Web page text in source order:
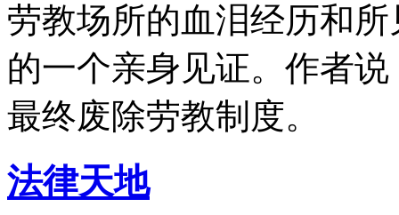
劳教场所的血泪经历和
的一个亲身见证。作者
最终废除劳教制度。
法律天地